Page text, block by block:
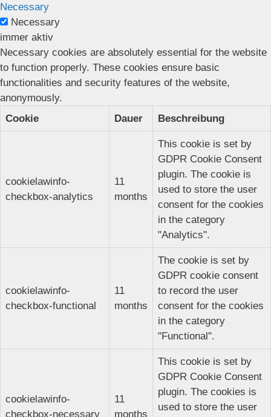
Necessary
Necessary
immer aktiv
Necessary cookies are absolutely essential for the website
to function properly. These cookies ensure basic
functionalities and security features of the website,
anonymously.
Cookie
Dauer Beschreibung
cookielawinfo-
checkbox-analytics
11
months
This cookie is set by
GDPR Cookie Consent
plugin. The cookie is
used to store the user
consent for the cookies
in the category
"Analytics".
cookielawinfo-
checkbox-functional
11
months
The cookie is set by
GDPR cookie consent
to record the user
consent for the cookies
in the category
"Functional".
cookielawinfo-
checkbox-necessary
11
months
This cookie is set by
GDPR Cookie Consent
plugin. The cookies is
used to store the user